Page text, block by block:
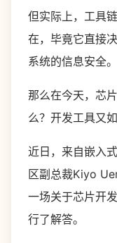
但实际上，工具
在，毕竟它直接
系统的信息安全。
那么在今天，芯
么？开发工具又
近日，来自嵌入
区副总裁Kiyo
一场关于芯片开
行了解答。